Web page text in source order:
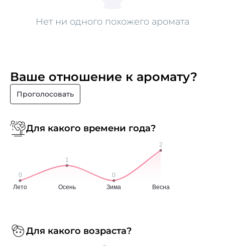
Нет ни одного похожего аромата
Ваше отношение к аромату?
Проголосовать
Для какого времени года?
Для какого возраста?